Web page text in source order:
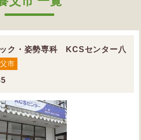
ク・姿勢専科 KCSセンター八
市